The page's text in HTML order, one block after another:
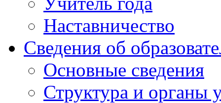
Наставничество
Сведения об
Основные сведения
Структура и органы